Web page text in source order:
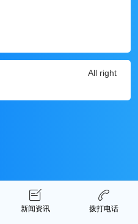
All right
新闻资讯 拨打电话